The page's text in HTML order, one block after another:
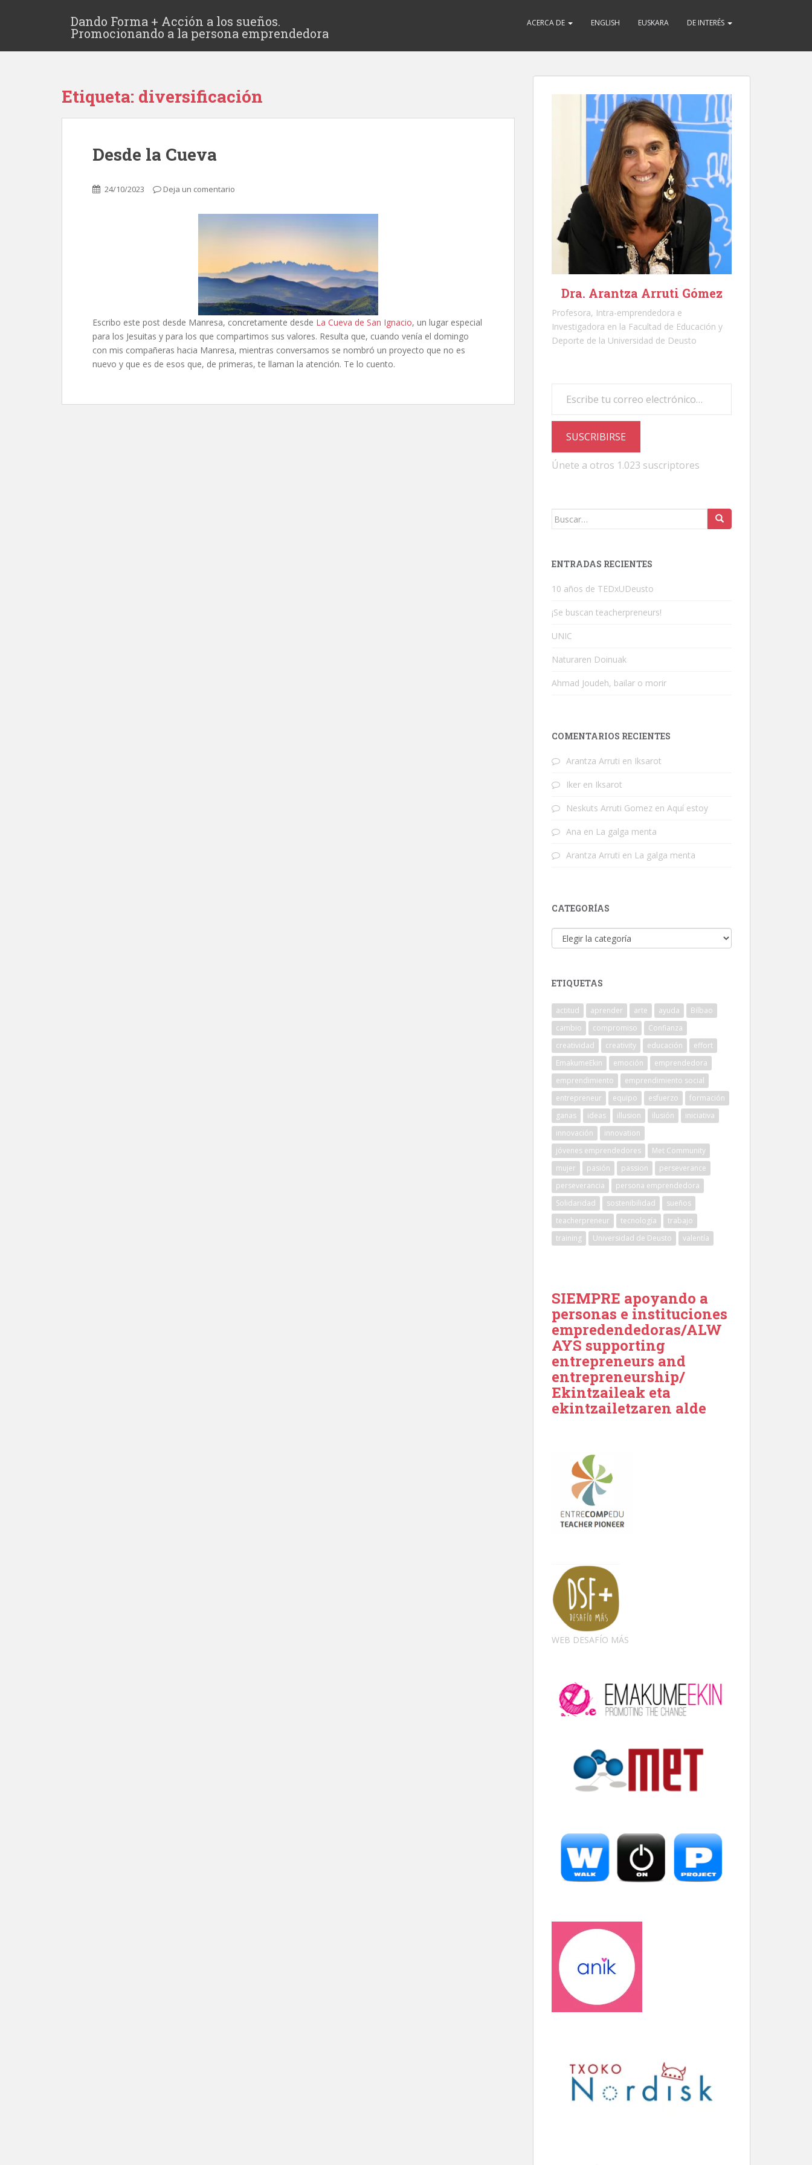
Dando Forma + Acción a los sueños.
Promocionando a la persona emprendedora
ACERCA DE ENGLISH EUSKARA DE INTERÉS
Etiqueta: diversificación
Desde la Cueva
24/10/2023 Deja un comentario
Escribo este post desde Manresa, concretamente desde La Cueva de San Ignacio, un lugar especial
para los Jesuitas y para los que compartimos sus valores. Resulta que, cuando venía el domingo
con mis compañeras hacia Manresa, mientras conversamos se nombró un proyecto que no es
nuevo y que es de esos que, de primeras, te llaman la atención. Te lo cuento.
Dra. Arantza Arruti Gómez
Profesora, Intra-emprendedora e
Investigadora en la Facultad de Educación y
Deporte de la Universidad de Deusto
SUSCRIBIRSE
Únete a otros 1.023 suscriptores
Buscar:
ENTRADAS RECIENTES
10 años de TEDxUDeusto
¡Se buscan teacherpreneurs!
UNIC
Naturaren Doinuak
Ahmad Joudeh, bailar o morir
COMENTARIOS RECIENTES
Arantza Arruti en Iksarot
Iker en Iksarot
Neskuts Arruti Gomez en Aquí estoy
Ana en La galga menta
Arantza Arruti en La galga menta
CATEGORÍAS
Categorías
ETIQUETAS
actitud aprender arte ayuda
Bilbao
cambio
compromiso
Confianza
creatividad
creativity educación
effort
EmakumeEkin
emoción
emprendedora
emprendimiento
emprendimiento social
entrepreneur
equipo esfuerzo
formación
ganas
ideas illusion ilusión
iniciativa
innovación
innovation
jóvenes emprendedores
Met Community
mujer
pasión passion
perseverance
perseverancia
persona emprendedora
Solidaridad
sostenibilidad
sueños
teacherpreneur
tecnología
trabajo
training
Universidad de Deusto valentía
SIEMPRE apoyando a
personas e instituciones
empredendedoras/ALW
AYS supporting
entrepreneurs and
entrepreneurship/
Ekintzaileak eta
ekintzailetzaren alde
WEB DESAFÍO MÁS